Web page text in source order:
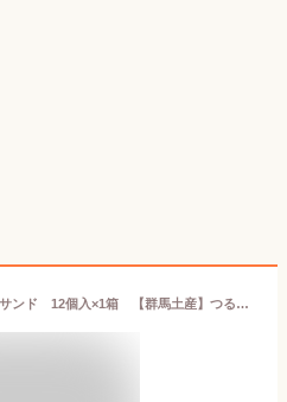
大和屋珈琲カフェショコラサンド 12個入×1箱 【群馬土産】つるまい本舗 手土産 ギフト お返し 個包装 大和屋珈琲 ショコラサンド 洋菓子